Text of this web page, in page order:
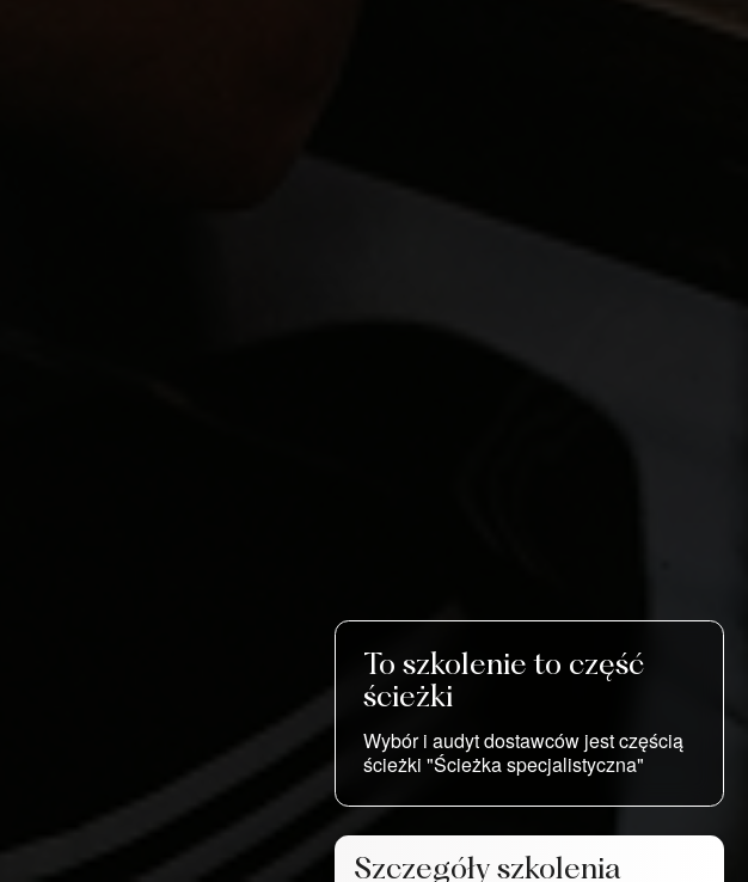
To szkolenie to część
ścieżki
Wybór i audyt dostawców jest częścią
ścieżki "Ścieżka specjalistyczna"
Szczegóły szkolenia